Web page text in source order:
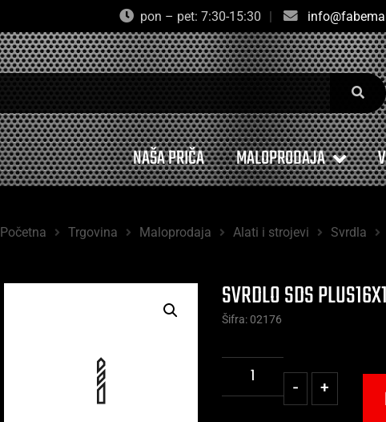
pon – pet: 7:30-15:30 |
NAŠA PRIČA MALOPRODAJA
Početna Trgovina Maloprodaja Alati i strojevi Svrdla
SVRDLO SDS
Šifra: 02176
- +